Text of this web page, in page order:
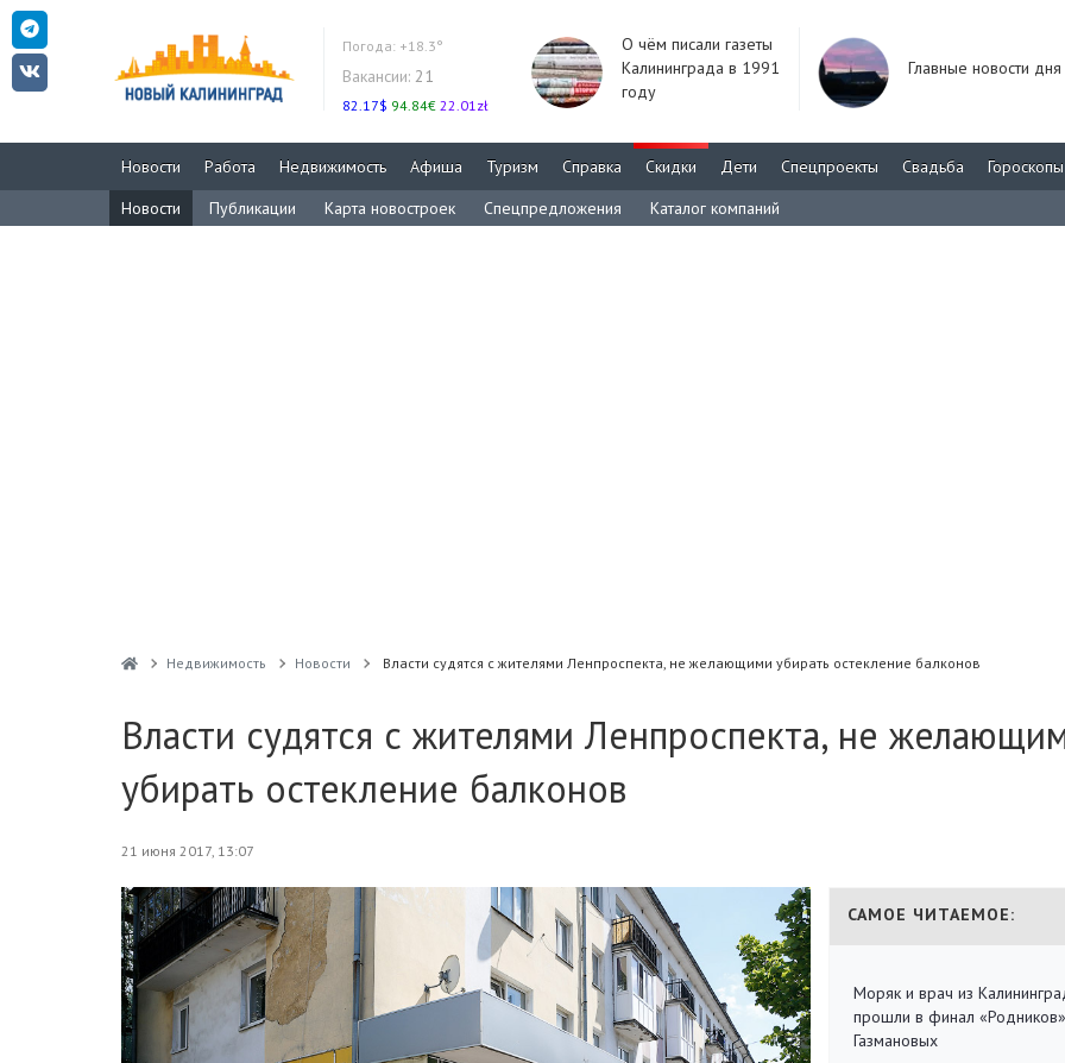
Погода: +18.3°
Вакансии: 21
82.17$ 94.84€ 22.01zł
О чём писали газеты
Калининграда в 1991
году
Главные новости дня
Новости Работа Недвижимость Афиша Туризм Справка Скидки Дети Спецпроекты Свадьба
Гороскопы
Новости
Публикации Карта новостроек Спецпредложения Каталог компаний
Недвижимость Новости Власти судятся с жителями Ленпроспекта, не желающими убирать остекление балконов
Власти судятся с жителями Ленпроспекта, не
убирать остекление балконов
21 июня 2017, 13:07
САМОЕ ЧИТАЕМОЕ:
Моряк и врач из
прошли в финал «Родников»
Газмановых